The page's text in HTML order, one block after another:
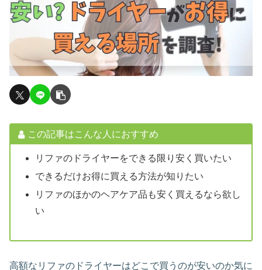
この記事はこんな人におすすめ
リファのドライヤーをできる限り安く買いたい
できるだけお得に買える方法が知りたい
リファのほかのヘアケア品も安く買えるなら欲し
い
高額なリファのドライヤーはどこで買うのが安いのか気に